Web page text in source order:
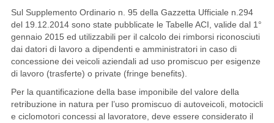
Sul Supplemento Ordinario n. 95 della Gazzetta Ufficiale n.294
del 19.12.2014 sono state pubblicate le Tabelle ACI, valide dal 1°
gennaio 2015 ed utilizzabili per il calcolo dei rimborsi riconosciuti
dai datori di lavoro a dipendenti e amministratori in caso di
concessione dei veicoli aziendali ad uso promiscuo per esigenze
di lavoro (trasferte) o private (fringe benefits).
Per la quantificazione della base imponibile del valore della
retribuzione in natura per l’uso promiscuo di autoveicoli, motocicli
e ciclomotori concessi al lavoratore, deve essere considerato il